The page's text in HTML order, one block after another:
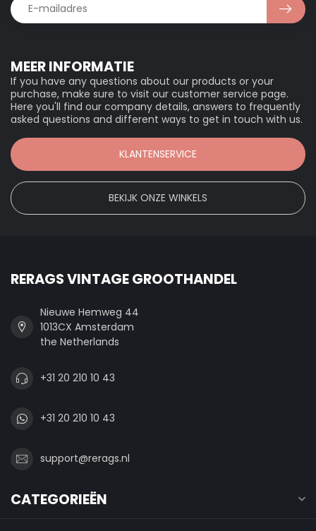
MEER INFORMATIE
If you have any questions about our products or your
purchase, make sure to visit our customer service page.
Here you'll find our company details, answers to frequently
asked questions and different ways to get in touch with us.
KLANTENSERVICE
BEKIJK ONZE WINKELS
RERAGS VINTAGE GROOTHANDEL
Nieuwe Hemweg 44
1013CX Amsterdam
the Netherlands
+31 20 210 10 43
+31 20 210 10 43
support@rerags.nl
CATEGORIEËN